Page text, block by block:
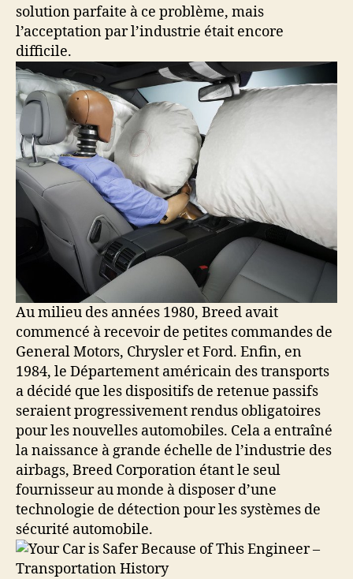
solution parfaite à ce problème, mais
l’acceptation par l’industrie était encore
difficile.
Au milieu des années 1980, Breed avait
commencé à recevoir de petites commandes de
General Motors, Chrysler et Ford. Enfin, en
1984, le Département américain des transports
a décidé que les dispositifs de retenue passifs
seraient progressivement rendus obligatoires
pour les nouvelles automobiles. Cela a entraîné
la naissance à grande échelle de l’industrie des
airbags, Breed Corporation étant le seul
fournisseur au monde à disposer d’une
technologie de détection pour les systèmes de
sécurité automobile.